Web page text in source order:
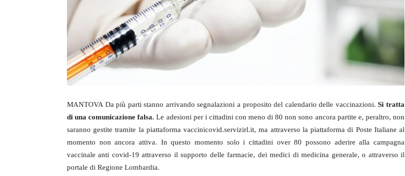
MANTOVA Da più parti stanno arrivando segnalazioni a proposito del calendario delle vaccinazioni.Si tratta
di una comunicazione falsa.Le adesioni per i cittadini con meno di 80 non sono ancora partite e, peraltro, non
saranno gestite tramite la piattaforma vaccinicovid.servizirl.it, ma attraverso la piattaforma di Poste Italiane al
momento non ancora attiva. In questo momento solo i cittadini over 80 possono aderire alla campagna
vaccinale anti covid-19 attraverso il supporto delle farmacie, dei medici di medicina generale, o attraverso il
portale di Regione Lombardia.